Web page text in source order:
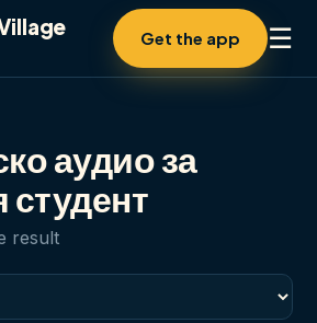
Get the app ☰
аудио за
студент
result